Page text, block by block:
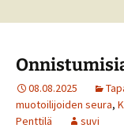
08.08.2025
muotoilijoiden seura,
Penttilä
suvi